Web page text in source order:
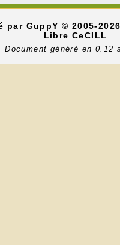
par GuppY© 2005-
Libre CeCILL
Document généré en 0.12